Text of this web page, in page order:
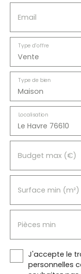
Email
Vente
Type d'offre
Maison
Type de bien
Le Havre 76610
Localisation
Budget max (€)
Surface min (m²)
Pièces min
J'accepte le
personnelles